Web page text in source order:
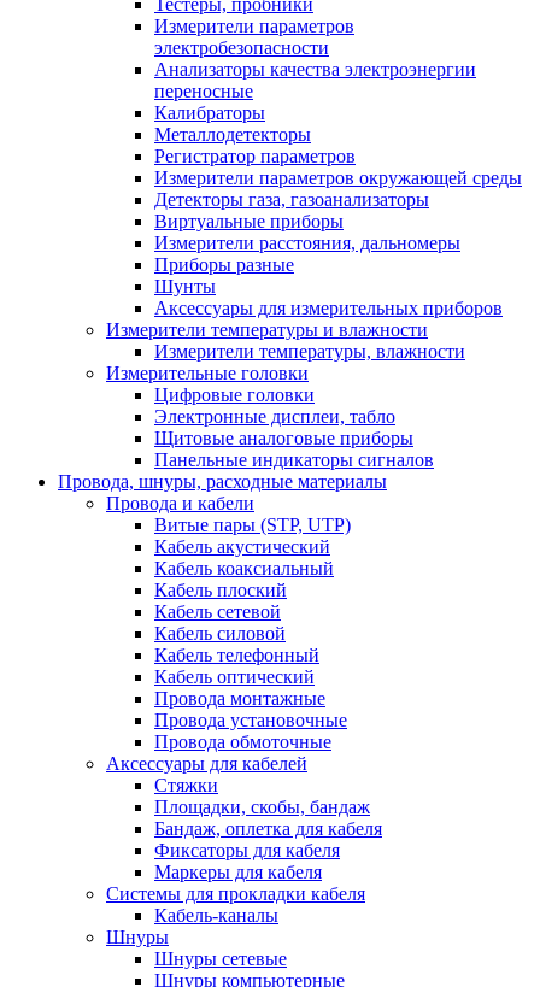
Измерители параметров
электробезопасности
Анализаторы качества электроэнергии
переносные
Калибраторы
Металлодетекторы
Регистратор параметров
Измерители параметров окружающей среды
Детекторы газа, газоанализаторы
Виртуальные приборы
Измерители расстояния, дальномеры
Приборы разные
Шунты
Аксессуары для измерительных приборов
Измерители температуры и влажности
Измерители температуры, влажности
Измерительные головки
Цифровые головки
Электронные дисплеи, табло
Щитовые аналоговые приборы
Панельные индикаторы сигналов
Провода, шнуры, расходные материалы
Провода и кабели
Витые пары (STP, UTP)
Кабель акустический
Кабель коаксиальный
Кабель плоский
Кабель сетевой
Кабель силовой
Кабель телефонный
Кабель оптический
Провода монтажные
Провода установочные
Провода обмоточные
Аксессуары для кабелей
Стяжки
Площадки, скобы, бандаж
Бандаж, оплетка для кабеля
Фиксаторы для кабеля
Маркеры для кабеля
Системы для прокладки кабеля
Кабель-каналы
Шнуры
Шнуры сетевые
Шнуры компьютерные